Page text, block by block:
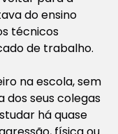
do ensino
técnicos
de trabalho.
na escola, sem
dos seus colegas
há quase